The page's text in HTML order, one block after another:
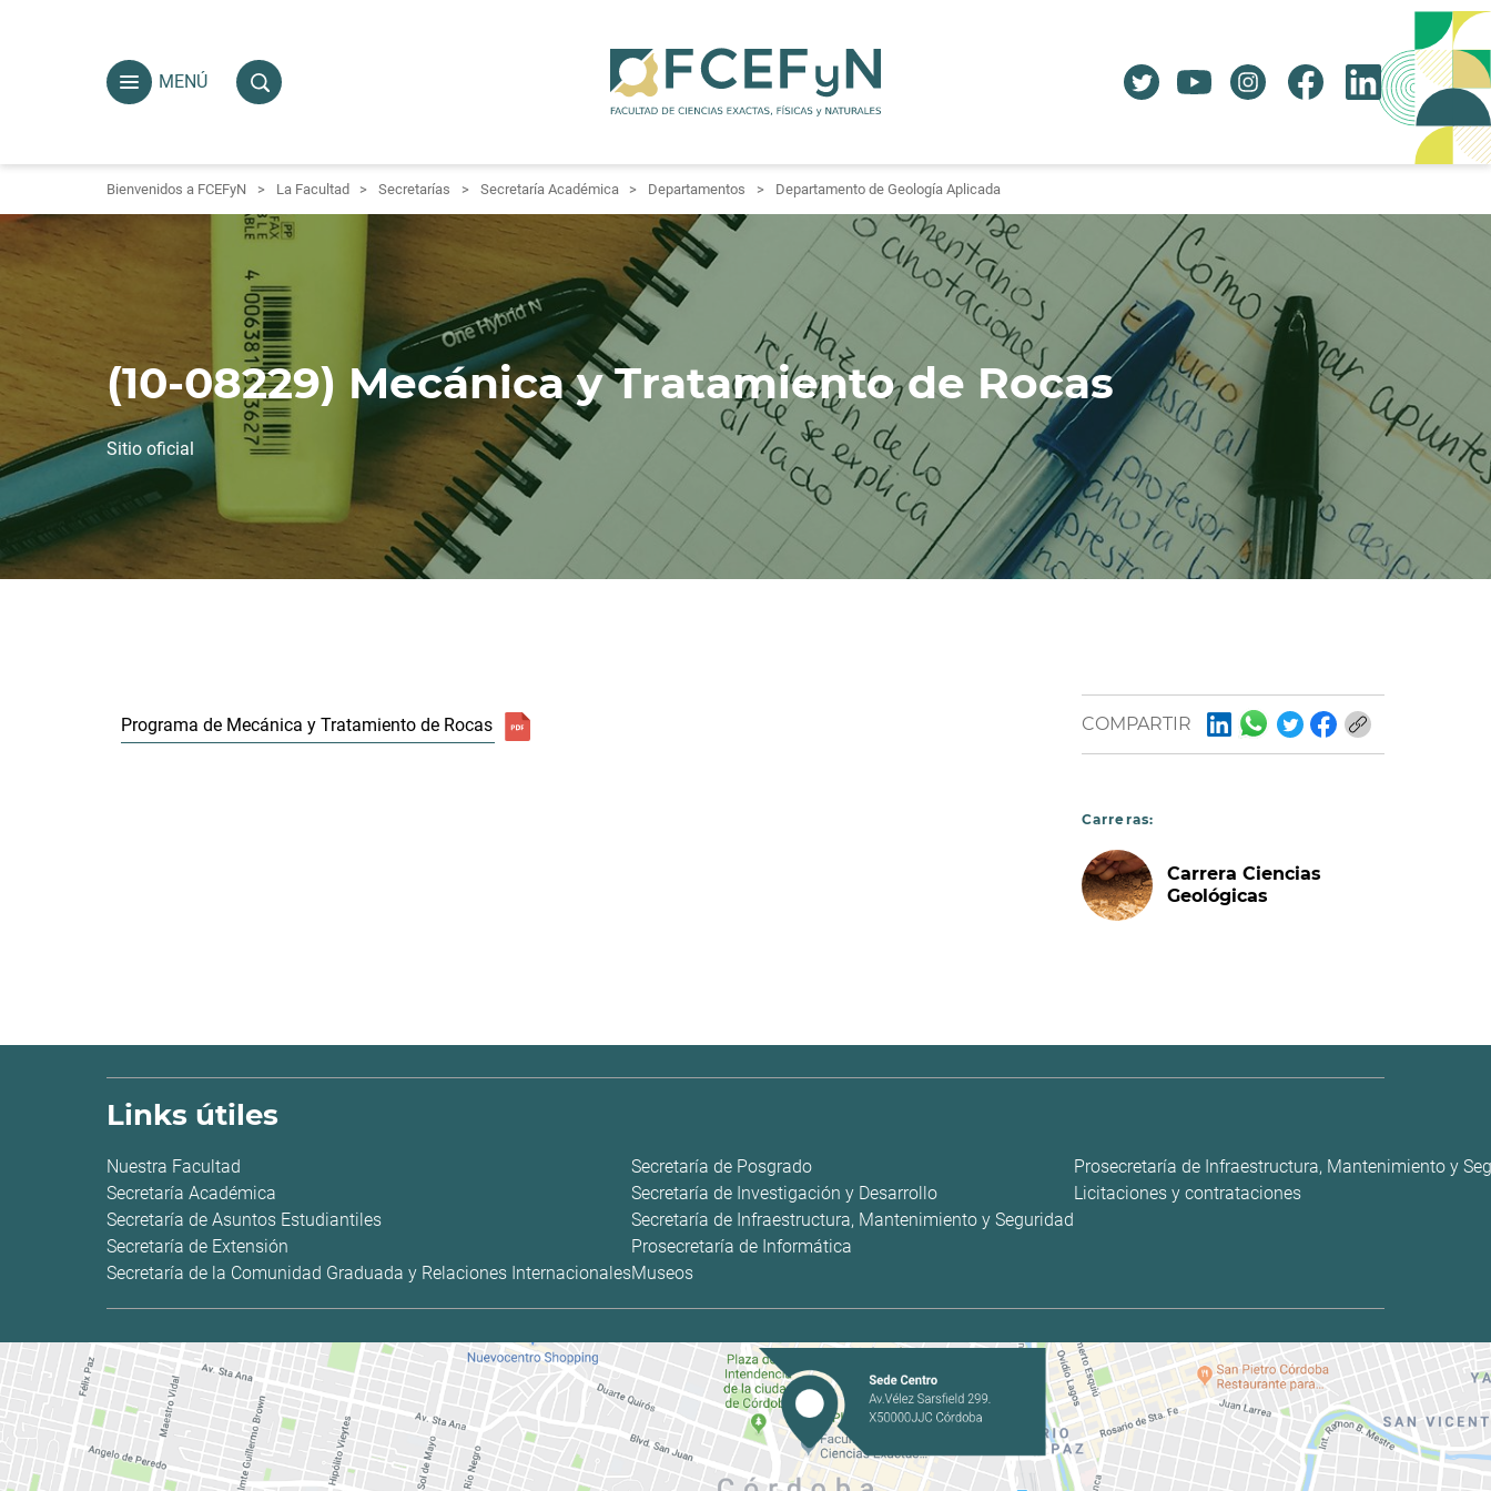
MENÚ
Bienvenidos a FCEFyN La Facultad Secretarías Secretaría Académica Departamentos Departamento de Geología Aplicada
(10-08229) Mecánica y Tratamiento de Rocas
Sitio oficial
Programa de Mecánica y Tratamiento de Rocas COMPARTIR
Carreras:
Carrera Ciencias
Geológicas
Links útiles
Nuestra Facultad
Secretaría Académica
Secretaría de Asuntos Estudiantiles
Secretaría de Extensión
Secretaría de la Comunidad Graduada y Relaciones Internacionales
Secretaría de Posgrado
Secretaría de Investigación y Desarrollo
Secretaría de Infraestructura, Mantenimiento y Seguridad
Prosecretaría de Informática
Museos
Prosecretaría de Infraestructura, Mantenimiento y
Licitaciones y contrataciones